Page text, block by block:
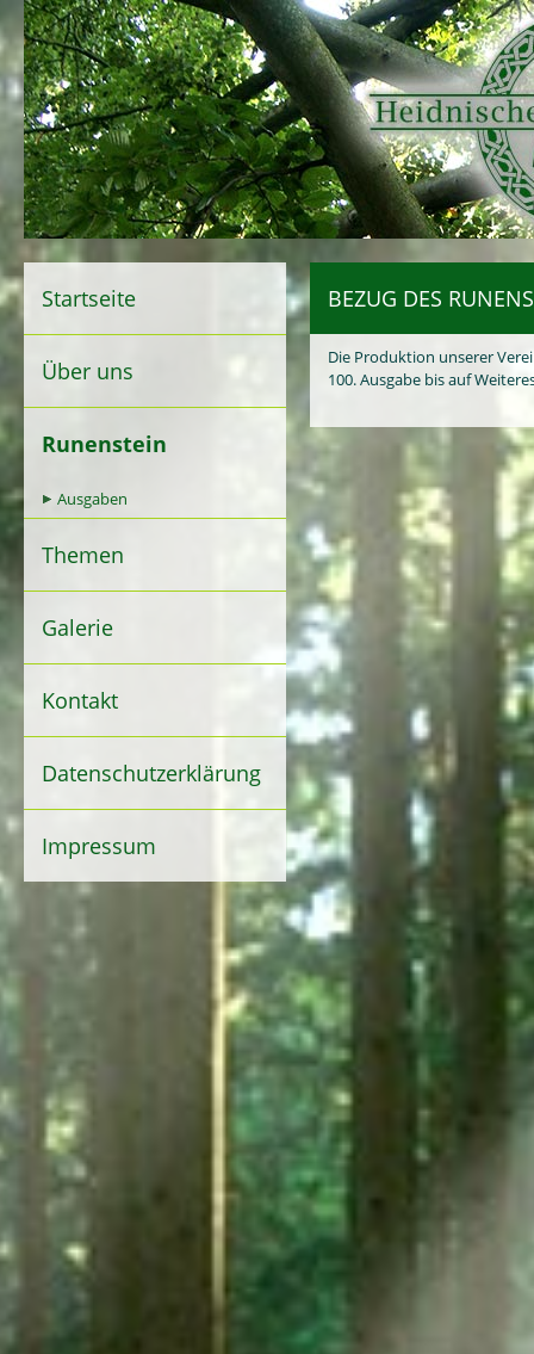
Startseite
Über uns
Runenstein
Ausgaben
Themen
Galerie
Kontakt
Datenschutzerklärung
Impressum
BEZUG DES
Die Produktion unserer
100. Ausgabe bis auf